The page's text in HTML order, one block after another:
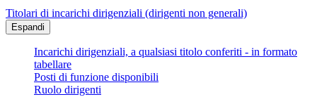
Titolari di incarichi dirigenziali (dirigenti non generali)
Espandi
Incarichi dirigenziali, a qualsiasi titolo conferiti - in formato
tabellare
Posti di funzione disponibili
Ruolo dirigenti